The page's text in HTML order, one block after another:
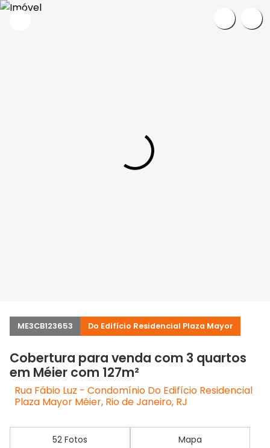
ME3CB123653 Do Edifício Residencial Plaza Mayor
Cobertura para venda com 3 quartos
em Méier com 127m²
Rua Fábio Luz - Condomínio Do Edifício Residencial
Plaza Mayor Méier, Rio de Janeiro, RJ
52 Fotos Mapa